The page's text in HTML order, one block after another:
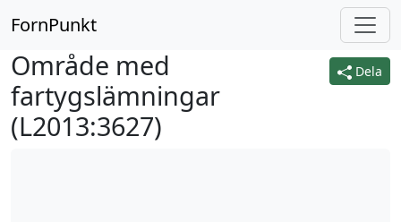
FornPunkt
Dela
Område med
fartygslämningar
(L2013:3627)